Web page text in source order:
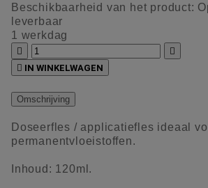
Beschikbaarheid van het product:
leverbaar
1 werkdag


 IN WINKELWAGEN
Omschrijving
Doseerfles / applicatiefles ideaal
permanentvloeistoffen.
Inhoud: 120ml.